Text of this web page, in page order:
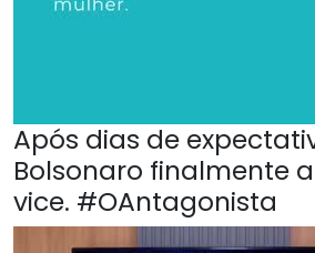
Após dias de
Bolsonaro finalmente
vice. #OAntagonista